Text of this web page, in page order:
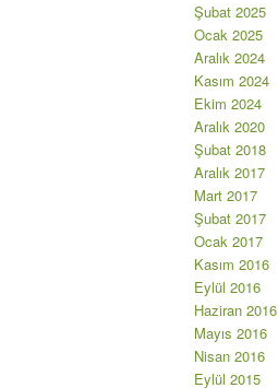
Şubat 2025
Ocak 2025
Aralık 2024
Kasım 2024
Ekim 2024
Aralık 2020
Şubat 2018
Aralık 2017
Mart 2017
Şubat 2017
Ocak 2017
Kasım 2016
Eylül 2016
Haziran 2016
Mayıs 2016
Nisan 2016
Eylül 2015